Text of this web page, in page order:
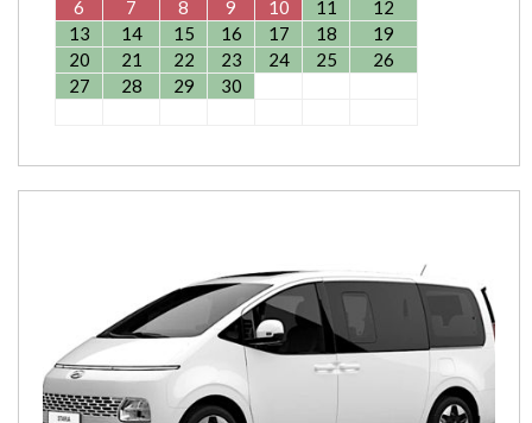
6 7 8 9 10 11
12
13
14 15 16 17 18
19
20
21 22 23 24 25
26
27
28 29 30